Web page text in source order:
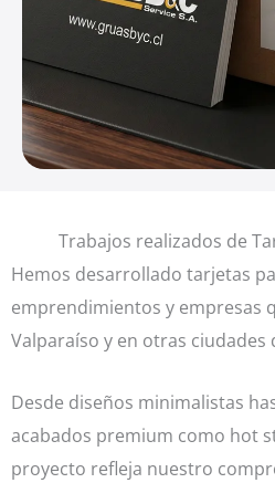
Trabajos realizados de
Hemos desarrollado tarjetas
emprendimientos y empresas
Valparaíso y en otras ciudades
Desde diseños minimalistas
acabados premium como hot
proyecto refleja nuestro